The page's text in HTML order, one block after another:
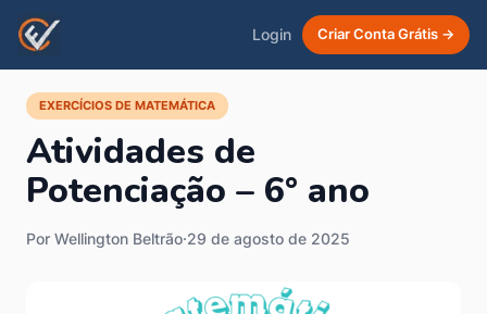
Login Criar Conta Grátis →
EXERCÍCIOS DE MATEMÁTICA
Atividades de
Potenciação – 6° ano
Por Wellington Beltrão·29 de agosto de 2025